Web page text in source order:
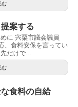
む
案する
に 宍粟市議会議員
食料安保を言ってい
だけで...
む
な食料の自給